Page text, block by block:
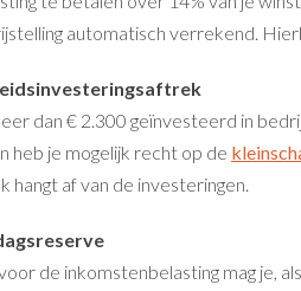
automatisch verrekend.
dan € 2.300 geïnvesteerd in
heb je mogelijk recht op de
hangt af van de investeringen.
de inkomstenbelasting mag je,